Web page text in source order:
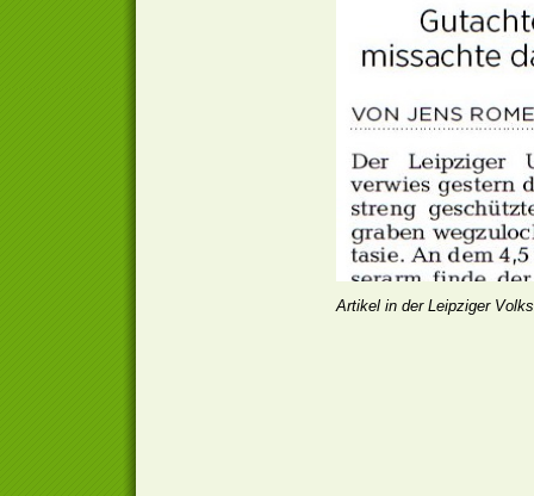
Artikel in der Leipziger